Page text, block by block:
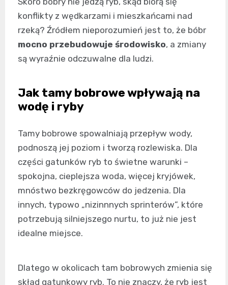
konflikty z wędkarzami i mieszkańcami nad
rzeką? Źródłem nieporozumień jest to, że bóbr
mocno przebudowuje środowisko, a zmiany
są wyraźnie odczuwalne dla ludzi.
Jak tamy bobrowe wpływają na
wodę i ryby
Tamy bobrowe spowalniają przepływ wody,
podnoszą jej poziom i tworzą rozlewiska. Dla
części gatunków ryb to świetne warunki –
spokojna, cieplejsza woda, więcej kryjówek,
mnóstwo bezkręgowców do jedzenia. Dla
innych, typowo „nizinnnych sprinterów”, które
potrzebują silniejszego nurtu, to już nie jest
idealne miejsce.
Dlatego w okolicach tam bobrowych zmienia się
skład gatunkowy ryb. To nie znaczy, że ryb jest